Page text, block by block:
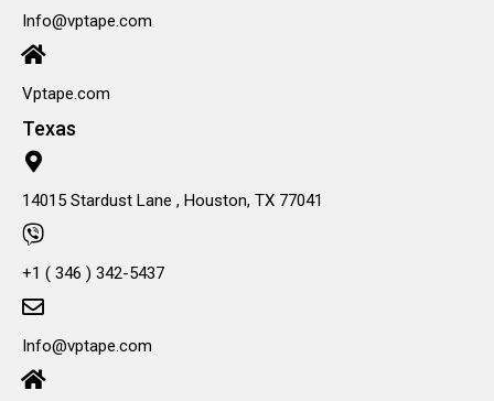
Info@vptape.com
Vptape.com
Texas
14015 Stardust Lane , Houston, TX 77041
+1 ( 346 ) 342-5437
Info@vptape.com